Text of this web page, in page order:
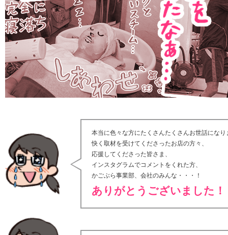
本当に色々な方にたくさんたくさんお世話になり
快く取材を受けてくださったお店の方々、
応援してくださった皆さま、
インスタグラムでコメントをくれた方、
かごぶら事業部、会社のみんな・・・！
ありがとうございました！